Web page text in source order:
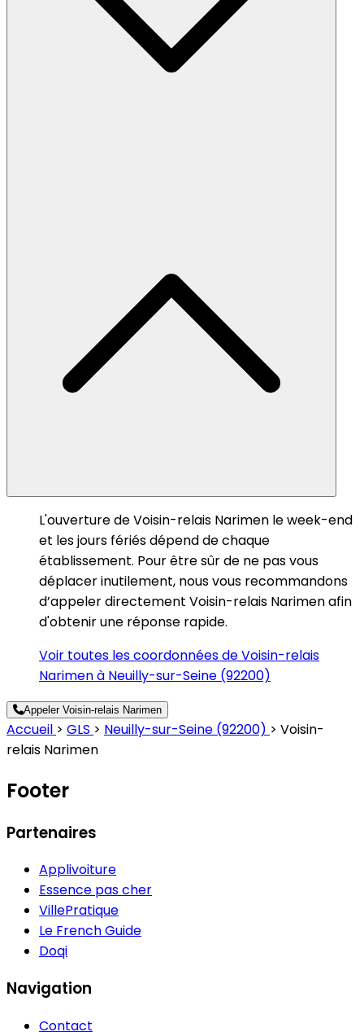
L'ouverture de Voisin-relais Narimen le week-end
et les jours fériés dépend de chaque
établissement. Pour être sûr de ne pas vous
déplacer inutilement, nous vous recommandons
d’appeler directement Voisin-relais Narimen afin
d'obtenir une réponse rapide.
Voir toutes les coordonnées de Voisin-relais
Narimen à Neuilly-sur-Seine (92200)
Appeler Voisin-relais Narimen
Accueil > GLS > Neuilly-sur-Seine (92200) > Voisin-
relais Narimen
Footer
Partenaires
Applivoiture
Essence pas cher
VillePratique
Le French Guide
Doqi
Navigation
Contact